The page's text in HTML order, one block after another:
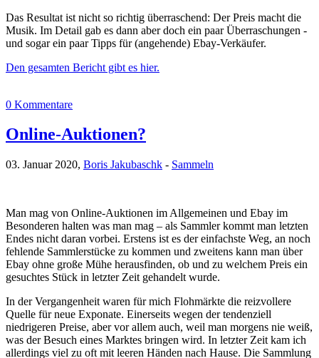
Das Resultat ist nicht so richtig überraschend: Der Preis macht die
Musik. Im Detail gab es dann aber doch ein paar Überraschungen -
und sogar ein paar Tipps für (angehende) Ebay-Verkäufer.
Den gesamten Bericht gibt es hier.
0 Kommentare
Online-Auktionen?
03. Januar 2020, Boris Jakubaschk - Sammeln
Man mag von Online-Auktionen im Allgemeinen und Ebay im
Besonderen halten was man mag – als Sammler kommt man letzten
Endes nicht daran vorbei. Erstens ist es der einfachste Weg, an noch
fehlende Sammlerstücke zu kommen und zweitens kann man über
Ebay ohne große Mühe herausfinden, ob und zu welchem Preis ein
gesuchtes Stück in letzter Zeit gehandelt wurde.
In der Vergangenheit waren für mich Flohmärkte die reizvollere
Quelle für neue Exponate. Einerseits wegen der tendenziell
niedrigeren Preise, aber vor allem auch, weil man morgens nie weiß,
was der Besuch eines Marktes bringen wird. In letzter Zeit kam ich
allerdings viel zu oft mit leeren Händen nach Hause. Die Sammlung